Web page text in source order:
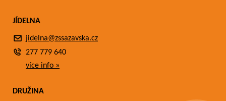
JÍDELNA
jidelna@zssazavska.cz
277 779 640
více info »
DRUŽINA